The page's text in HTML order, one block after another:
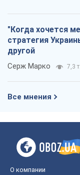
"Когда хочется
стратегия
другой
Серж Марко 7,3 т.
Все мнения
О компании